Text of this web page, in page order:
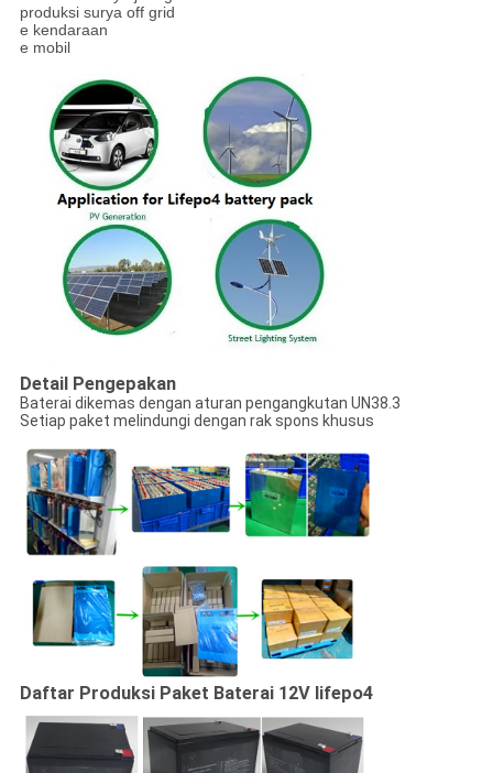
produksi surya off grid
e kendaraan
e mobil
Detail Pengepakan
Baterai dikemas dengan aturan pengangkutan UN38.3
Setiap paket melindungi dengan rak spons khusus
Daftar Produksi Paket Baterai 12V lifepo4